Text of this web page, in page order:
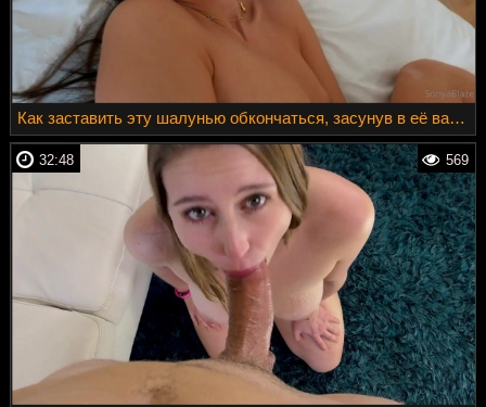
Как заставить эту шалунью обкончаться, засунув в её вагину свой твердый стержень
569
32:48